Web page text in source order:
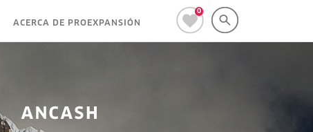
0
ACERCA DE PROEXPANSIÓN